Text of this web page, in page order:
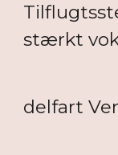
stærkt
delfart